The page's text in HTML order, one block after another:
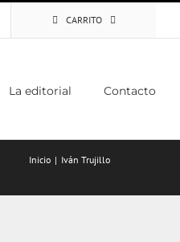
CARRITO
La editorial Contacto
Inicio Iván Trujillo